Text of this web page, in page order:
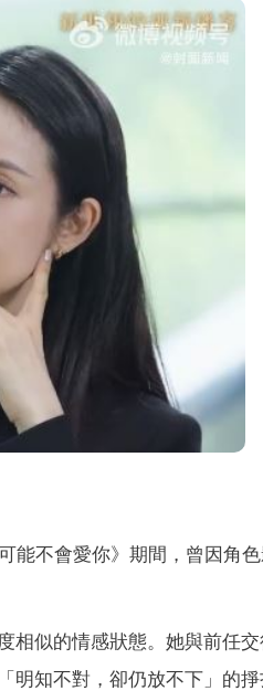
能不會愛你》期間，曾因角色
相似的情感狀態。她與前任
明知不對，卻仍放不下」的掙